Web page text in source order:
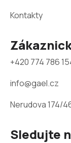
Kontakty
+420 774 786
info@gael.cz
Nerudova 174/
Sledujte